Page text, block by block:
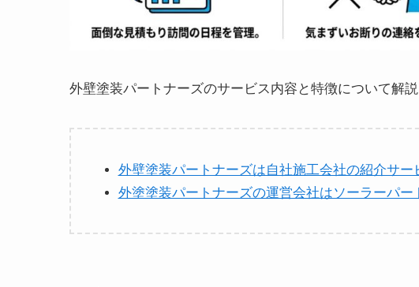
外壁塗装パートナーズのサービス内容と特徴について解説
外壁塗装パートナーズは自社施工会社の紹介サー
外塗塗装パートナーズの運営会社はソーラーパー